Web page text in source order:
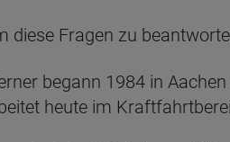
diese Fragen zu
begann 1984 in
heute im